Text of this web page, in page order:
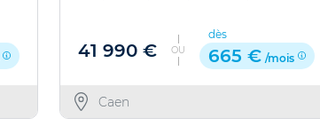
41 990 € OU
dès
665 € /mois
Caen